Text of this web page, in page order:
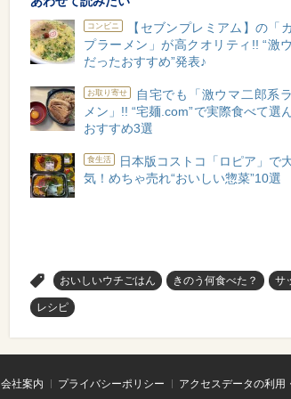
コンビニ
【セブンプレミアム】の「
プラーメン」が高クオリティ!! “激
だったおすすめ”発表♪
お取り寄せ
自宅でも「激ウマ二郎系
メン」!! “宅麺.com”で実際食べて選
おすすめ3選
食生活
日本版コストコ「ロピア」で
気！めちゃ売れ“おいしい惣菜”10選
おいしいウチごはん きのう何食べた？ サ
レシピ
会社案内 プライバシーポリシー アクセスデータの利用